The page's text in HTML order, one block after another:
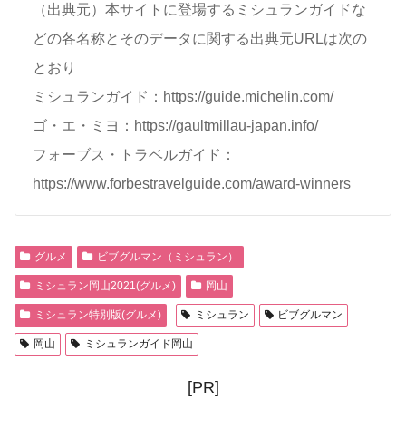
（出典元）本サイトに登場するミシュランガイドな
どの各名称とそのデータに関する出典元URLは次の
とおり
ミシュランガイド：https://guide.michelin.com/
ゴ・エ・ミヨ：https://gaultmillau-japan.info/
フォーブス・トラベルガイド：
https://www.forbestravelguide.com/award-winners
グルメ ビブグルマン（ミシュラン）
ミシュラン岡山2021(グルメ) 岡山
ミシュラン特別版(グルメ) ミシュラン ビブグルマン
岡山 ミシュランガイド岡山
[PR]